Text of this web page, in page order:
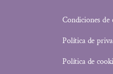
Condiciones de
Política de
Política de